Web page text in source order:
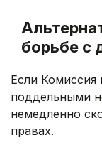
борьбе с
Если Комиссия
поддельными
немедленно
правах.